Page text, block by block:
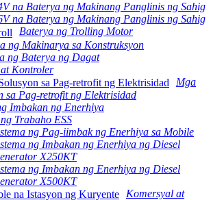
na Baterya ng Makinang Panglinis ng Sahig
na Baterya ng Makinang Panglinis ng Sahig
Baterya ng Trolling Motor
ng Makinarya sa Konstruksyon
ng Baterya ng Dagat
Kontroler
Mga
sa Pag-retrofit ng Elektrisidad
Imbakan ng Enerhiya
Trabaho ESS
ng Pag-iimbak ng Enerhiya sa Mobile
ng Imbakan ng Enerhiya ng Diesel
X250KT
ng Imbakan ng Enerhiya ng Diesel
X500KT
Komersyal at